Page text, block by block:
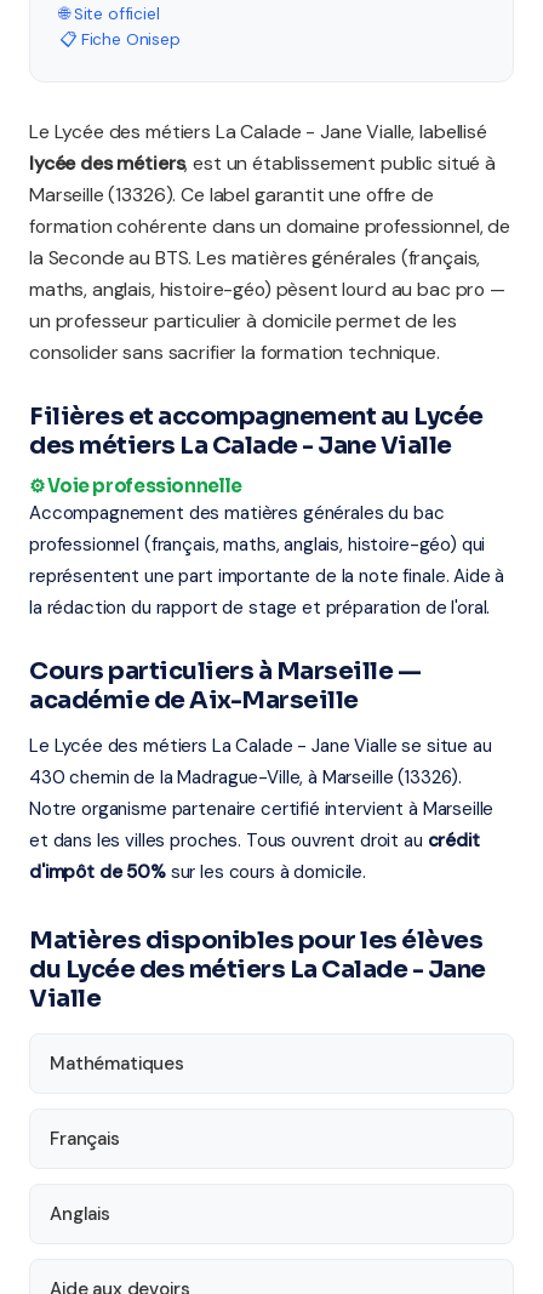
🌐 Site officiel
📋 Fiche Onisep
Le Lycée des métiers La Calade - Jane Vialle, labellisé
lycée des métiers, est un établissement public situé à
Marseille (13326). Ce label garantit une offre de
formation cohérente dans un domaine professionnel, de
la Seconde au BTS. Les matières générales (français,
maths, anglais, histoire-géo) pèsent lourd au bac pro —
un professeur particulier à domicile permet de les
consolider sans sacrifier la formation technique.
Filières et accompagnement au Lycée
des métiers La Calade - Jane Vialle
⚙️ Voie professionnelle
Accompagnement des matières générales du bac
professionnel (français, maths, anglais, histoire-géo) qui
représentent une part importante de la note finale. Aide à
la rédaction du rapport de stage et préparation de l'oral.
Cours particuliers à Marseille —
académie de Aix-Marseille
Le Lycée des métiers La Calade - Jane Vialle se situe au
430 chemin de la Madrague-Ville, à Marseille (13326).
Notre organisme partenaire certifié intervient à Marseille
et dans les villes proches. Tous ouvrent droit au crédit
d'impôt de 50%sur les cours à domicile.
Matières disponibles pour les élèves
du Lycée des métiers La Calade - Jane
Vialle
Mathématiques
Français
Anglais
Aide aux devoirs